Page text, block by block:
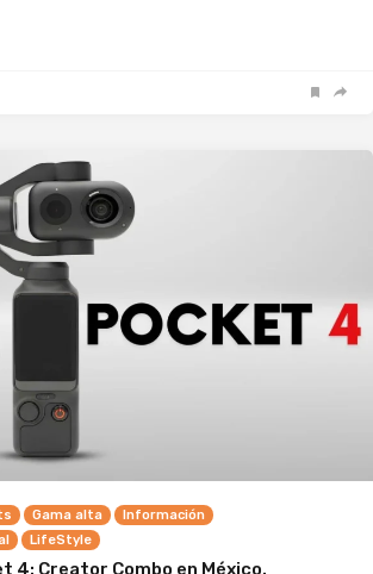
Gama alta
Información
LifeStyle
4: Creator Combo en México.